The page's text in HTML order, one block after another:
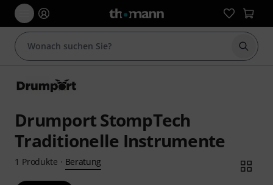
Suche
Drumport StompTech
Traditionelle Instrumente
1 Produkte · Beratung